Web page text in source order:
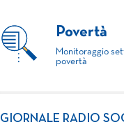
Povertà
Monitoraggio
povertà
GIORNALE RADIO